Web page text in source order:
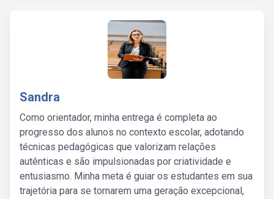
Sandra
Como orientador, minha entrega é completa ao
progresso dos alunos no contexto escolar, adotando
técnicas pedagógicas que valorizam relações
autênticas e são impulsionadas por criatividade e
entusiasmo. Minha meta é guiar os estudantes em sua
trajetória para se tornarem uma geração excepcional,